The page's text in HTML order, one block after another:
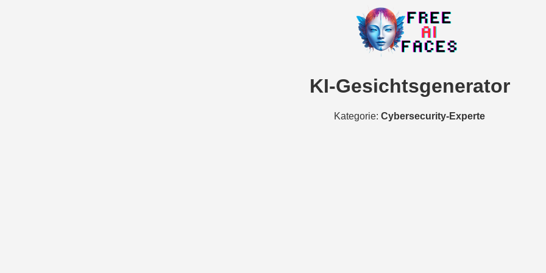
KI-Gesichtsgenerator
Kategorie: Cybersecurity-Experte